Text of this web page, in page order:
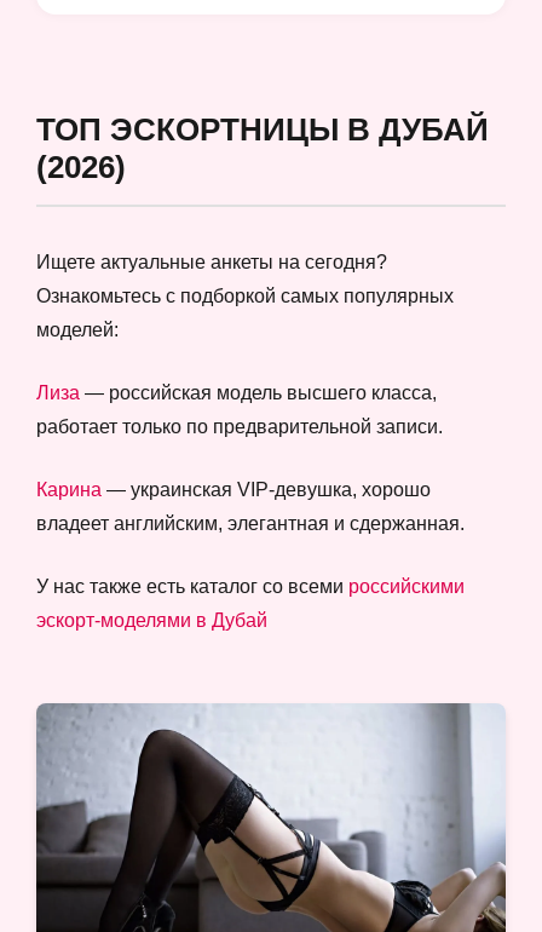
ТОП ЭСКОРТНИЦЫ В ДУБАЙ
(2026)
Ищете актуальные анкеты на сегодня?
Ознакомьтесь с подборкой самых популярных
моделей:
Лиза — российская модель высшего класса,
работает только по предварительной записи.
Карина — украинская VIP-девушка, хорошо
владеет английским, элегантная и сдержанная.
У нас также есть каталог со всеми российскими
эскорт-моделями в Дубай